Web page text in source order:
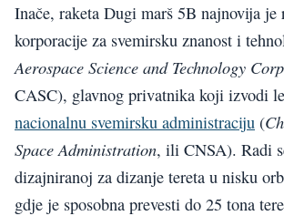
Inače, raketa Dugi marš 5B najnovija je
korporacije za svemirsku znanost i
Aerospace Science and Technology
CASC), glavnog privatnika koji izvodi
nacionalnu svemirsku administraciju (
Space Administration, ili CNSA). Radi
dizajniranoj za dizanje tereta u nisku
gdje je sposobna prevesti do 25 tona